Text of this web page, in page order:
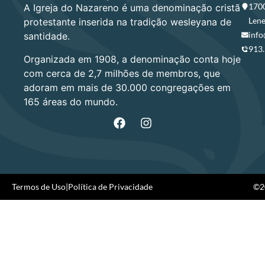
A Igreja do Nazareno é uma denominação cristã
protestante inserida na tradição wesleyana de
santidade.
Organizada em 1908, a denominação conta hoje
com cerca de 2,7 milhões de membros, que
adoram em mais de 30.000 congregações em
165 áreas do mundo.
Termos de Uso|Política de Privacidade